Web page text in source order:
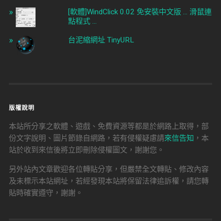
[軟體]WindClick 0.02 免安裝中文版 ... 滑鼠連
點程式 ...
台泥縮網址 TinyURL
版權說明
本站所分享之軟體、遊戲、免費資源等都是於網路上取得，部
份文字說明、圖片節錄自網路，若有侵權疑慮請來信告知 ，本
站於收到來信後將立即刪除侵權圖文，謝謝您。
另外站內文章歡迎各位轉貼分享，但嚴禁全文轉貼、修改內容
及未標示本站網址，若經發現本站將保留法律追訴權，請您轉
貼時確實遵守，謝謝。